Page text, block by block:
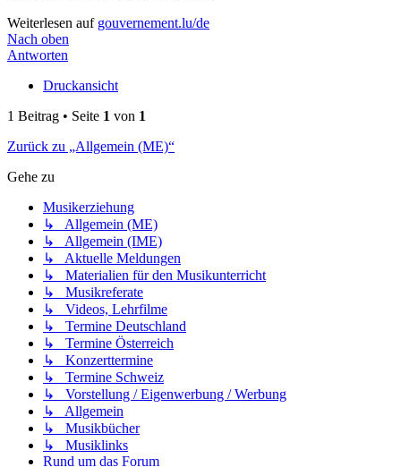
Weiterlesen auf gouvernement.lu/de
Nach oben
Antworten
Druckansicht
1 Beitrag • Seite 1 von 1
Zurück zu „Allgemein (ME)“
Gehe zu
Musikerziehung
↳ Allgemein (ME)
↳ Allgemein (IME)
↳ Aktuelle Meldungen
↳ Materialien für den Musikunterricht
↳ Musikreferate
↳ Videos, Lehrfilme
↳ Termine Deutschland
↳ Termine Österreich
↳ Konzerttermine
↳ Termine Schweiz
↳ Vorstellung / Eigenwerbung / Werbung
↳ Allgemein
↳ Musikbücher
↳ Musiklinks
Rund um das Forum